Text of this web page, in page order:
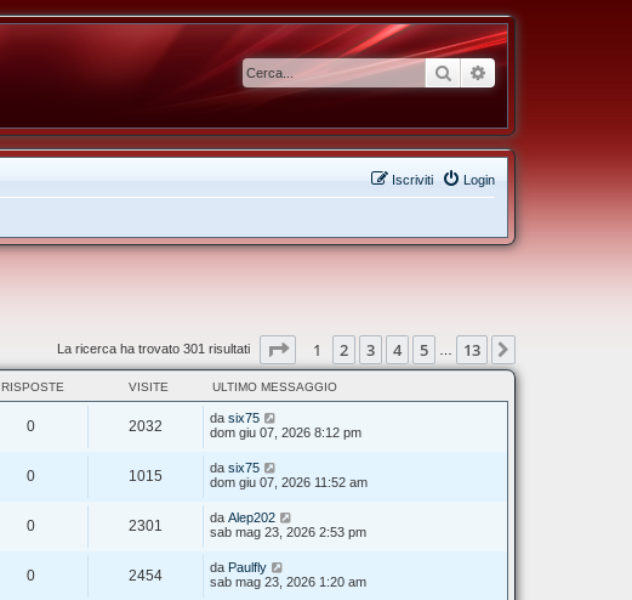
Cerca Ricerca avanzata
Login
Iscriviti
La ricerca ha trovato 301 risultati Pagina1 di
1 2 3 4 5 13
RISPOSTE VISITE ULTIMO MESSAGGIO
0 2032 da six75
dom giu 07, 2026 8:12 pm
0 1015 da six75
dom giu 07, 2026 11:52 am
0 2301 da Alep202
sab mag 23, 2026 2:53 pm
0 2454 da Paulfly
sab mag 23, 2026 1:20 am